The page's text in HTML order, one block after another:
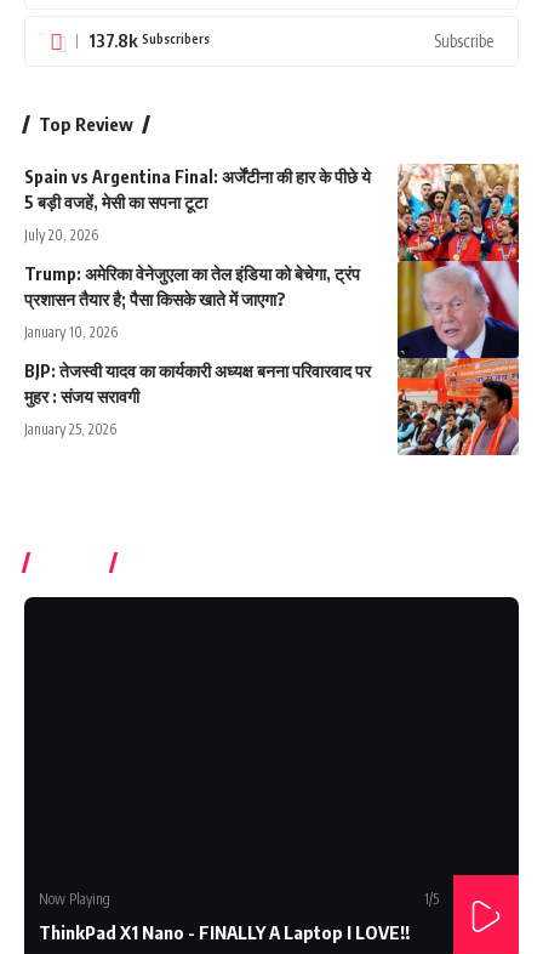
137.8k Subscribers Subscribe
Top Review
Spain vs Argentina Final: अर्जेंटीना की हार के पीछे ये
5 बड़ी वजहें, मेसी का सपना टूटा
July 20, 2026
Trump: अमेरिका वेनेजुएला का तेल इंडिया को बेचेगा, ट्रंप
प्रशासन तैयार है; पैसा किसके खाते में जाएगा?
January 10, 2026
‎‎BJP: तेजस्वी यादव का कार्यकारी अध्यक्ष बनना परिवारवाद पर
मुहर : संजय सरावगी
January 25, 2026
Now Playing 1/5
ThinkPad X1 Nano - FINALLY A Laptop I LOVE!!